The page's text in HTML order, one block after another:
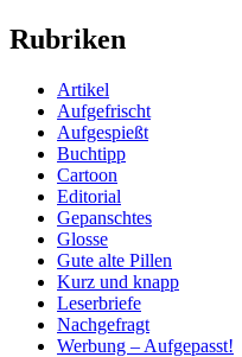
Rubriken
Artikel
Aufgefrischt
Aufgespießt
Buchtipp
Cartoon
Editorial
Gepanschtes
Glosse
Gute alte Pillen
Kurz und knapp
Leserbriefe
Nachgefragt
Werbung – Aufgepasst!